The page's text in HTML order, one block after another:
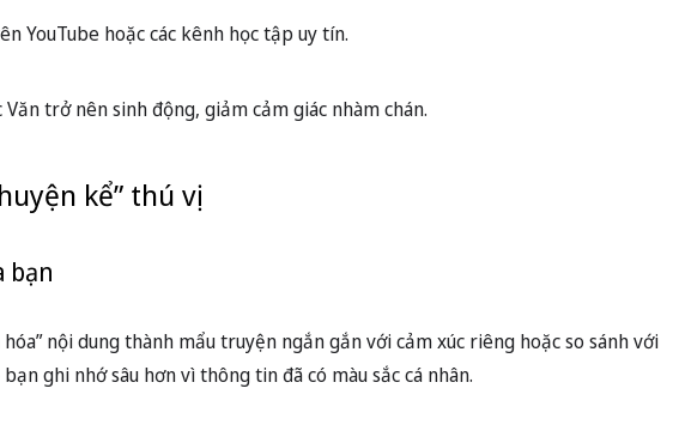
YouTube hoặc các kênh học tập uy tín.
trở nên sinh động, giảm cảm giác nhàm chán.
kể” thú vị
bạn
nội dung thành mẩu truyện ngắn gắn với cảm xúc riêng hoặc so sánh với
ghi nhớ sâu hơn vì thông tin đã có màu sắc cá nhân.